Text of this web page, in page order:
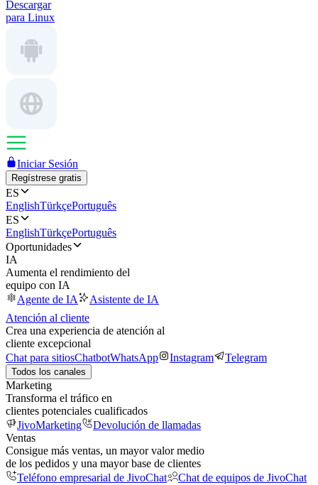
Descargar
para Linux
Iniciar Sesión
Regístrese gratis
ES
EnglishTürkçePortuguês
ES
EnglishTürkçePortuguês
Oportunidades
IA
Aumenta el rendimiento del
equipo con IA
Agente de IA
Asistente de IA
Atención al cliente
Crea una experiencia de atención al
cliente excepcional
Chat para sitiosChatbotWhatsApp Instagram Telegram
Todos los canales
Marketing
Transforma el tráfico en
clientes potenciales cualificados
JivoMarketing
Devolución de llamadas
Ventas
Consigue más ventas, un mayor valor medio
de los pedidos y una mayor base de clientes
Teléfono empresarial de JivoChat
Chat de equipos de JivoChat